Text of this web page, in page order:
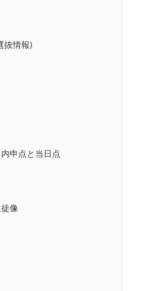
抜情報)
申点と当日点
像